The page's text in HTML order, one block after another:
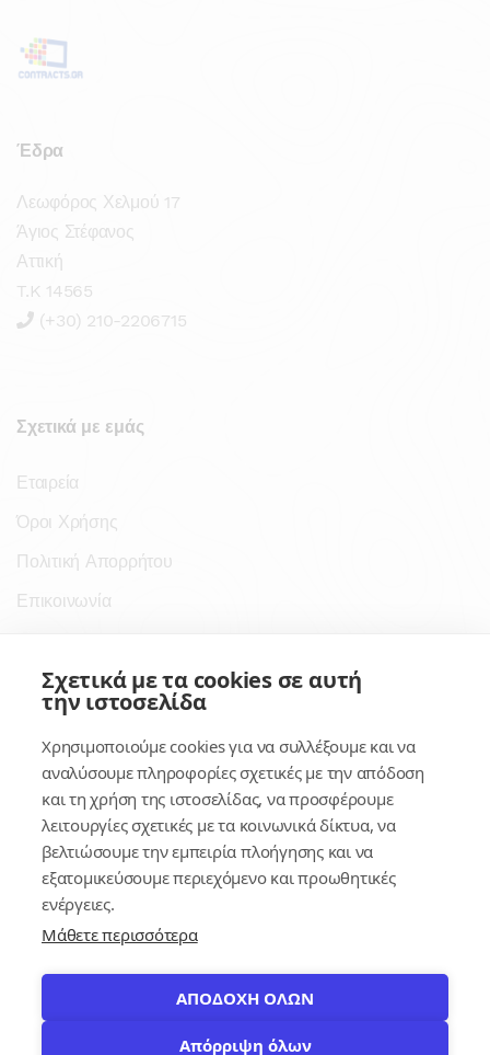
Έδρα
Λεωφόρος Χελμού 17
Άγιος Στέφανος
Αττική
T.K 14565
(+30) 210-2206715
Σχετικά με εμάς
Εταιρεία
Όροι Χρήσης
Πολιτική Απορρήτου
Επικοινωνία
Σύνδεσμοι
Κέντρο Γνώσης
Πλατφόρμα
Εγγραφή
Για δημοσίους υπαλλήλους
Σχετικά με τα cookies σε αυτή
την ιστοσελίδα
Χρησιμοποιούμε cookies για να συλλέξουμε και να
αναλύσουμε πληροφορίες σχετικές με την απόδοση
και τη χρήση της ιστοσελίδας, να προσφέρουμε
λειτουργίες σχετικές με τα κοινωνικά δίκτυα, να
βελτιώσουμε την εμπειρία πλοήγησης και να
εξατομικεύσουμε περιεχόμενο και προωθητικές
ενέργειες.
Μάθετε περισσότερα
ΑΠΟΔΟΧΗ ΟΛΩΝ
Απόρριψη όλων